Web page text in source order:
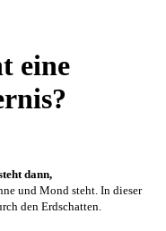
eine
dann,
und Mond steht. In dieser
den Erdschatten.